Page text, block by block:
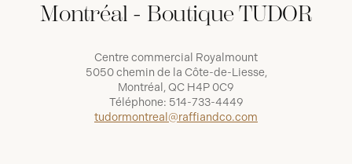
Montréal - Boutique TUDOR
Centre commercial Royalmount
5050 chemin de la Côte-de-Liesse,
Montréal, QC H4P 0C9
Téléphone: 514-733-4449
tudormontreal@raffiandco.com